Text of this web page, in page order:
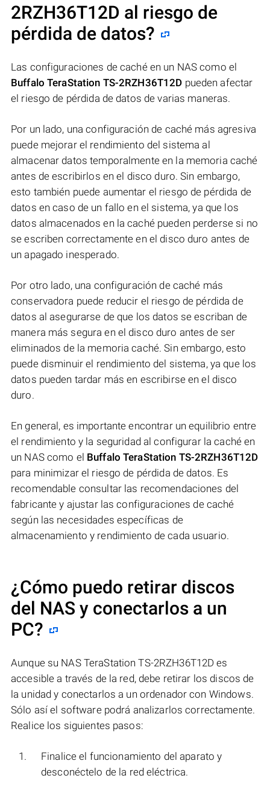
2RZH36T12D al riesgo de
pérdida de datos?
Las configuraciones de caché en un NAS como el
Buffalo TeraStation TS-2RZH36T12D pueden afectar
el riesgo de pérdida de datos de varias maneras.
Por un lado, una configuración de caché más agresiva
puede mejorar el rendimiento del sistema al
almacenar datos temporalmente en la memoria caché
antes de escribirlos en el disco duro. Sin embargo,
esto también puede aumentar el riesgo de pérdida de
datos en caso de un fallo en el sistema, ya que los
datos almacenados en la caché pueden perderse si no
se escriben correctamente en el disco duro antes de
un apagado inesperado.
Por otro lado, una configuración de caché más
conservadora puede reducir el riesgo de pérdida de
datos al asegurarse de que los datos se escriban de
manera más segura en el disco duro antes de ser
eliminados de la memoria caché. Sin embargo, esto
puede disminuir el rendimiento del sistema, ya que los
datos pueden tardar más en escribirse en el disco
duro.
En general, es importante encontrar un equilibrio entre
el rendimiento y la seguridad al configurar la caché en
un NAS como el Buffalo TeraStation TS-2RZH36T12D
para minimizar el riesgo de pérdida de datos. Es
recomendable consultar las recomendaciones del
fabricante y ajustar las configuraciones de caché
según las necesidades específicas de
almacenamiento y rendimiento de cada usuario.
¿Cómo puedo retirar discos
del NAS y conectarlos a un
PC?
Aunque su NAS TeraStation TS-2RZH36T12D es
accesible a través de la red, debe retirar los discos de
la unidad y conectarlos a un ordenador con Windows.
Sólo así el software podrá analizarlos correctamente.
Realice los siguientes pasos:
Finalice el funcionamiento del aparato y
desconéctelo de la red eléctrica.